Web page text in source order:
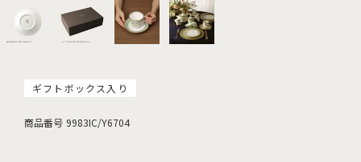
ギフトボックス入り
商品番号 9983IC/Y6704